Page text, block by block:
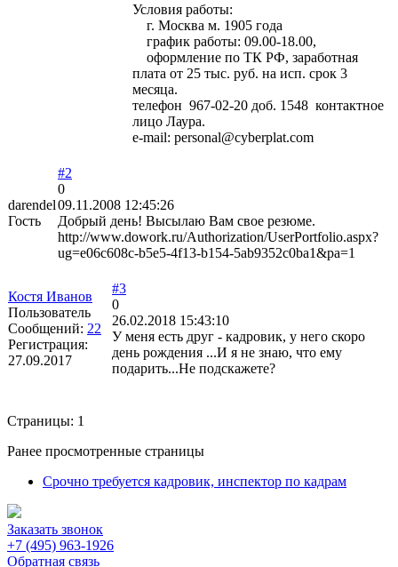
Условия работы:
г. Москва м. 1905 года
график работы: 09.00-18.00,
оформление по ТК РФ, заработная
плата от 25 тыс. руб. на исп. срок 3
месяца.
телефон 967-02-20 доб. 1548 контактное
лицо Лаура.
e-mail: personal@cyberplat.com
darendel
Гость
#2
0
09.11.2008 12:45:26
Добрый день! Высылаю Вам свое резюме.
http://www.dowork.ru/Authorization/UserPortfolio.aspx?
ug=e06c608c-b5e5-4f13-b154-5ab9352c0ba1&pa=1
Костя Иванов
Пользователь
Сообщений: 22
Регистрация:
27.09.2017
#3
0
26.02.2018 15:43:10
У меня есть друг - кадровик, у него скоро
день рождения ...И я не знаю, что ему
подарить...Не подскажете?
Страницы: 1
Ранее просмотренные страницы
Срочно требуется кадровик, инспектор по кадрам
Заказать звонок
+7 (495) 963-1926
Обратная связь